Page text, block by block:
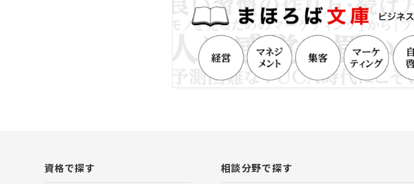
専門家報酬になってしまうこともあるため、遺産額
よりも相続手続きの難易度や工程数を報酬決定の際
に重視しております。 常に、ご依頼いただくお客様
にとって、納得感のある報酬設定をするよう心がけ
ております。 〇事務所立地を活かし、芦屋市内の案
件は迅速対応 当事務所は、芦屋市の主要エリアに事
務所を構えております。近隣に銀行、信託銀行、芦
屋市役所のサービスセンターや郵便局があるため、
して対応させていただきます。 【保有資格等】 司法
書士、行政書士、AFP （一社）日本財産管理協会
資格で探す 相談分野で探す